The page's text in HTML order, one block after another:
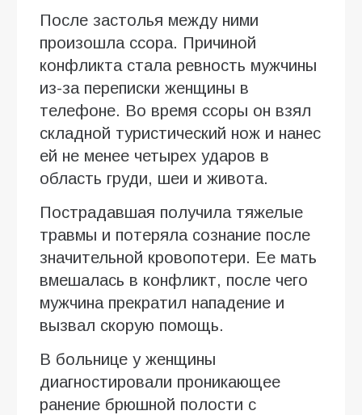
После застолья между ними
произошла ссора. Причиной
конфликта стала ревность мужчины
из-за переписки женщины в
телефоне. Во время ссоры он взял
складной туристический нож и нанес
ей не менее четырех ударов в
область груди, шеи и живота.
Пострадавшая получила тяжелые
травмы и потеряла сознание после
значительной кровопотери. Ее мать
вмешалась в конфликт, после чего
мужчина прекратил нападение и
вызвал скорую помощь.
В больнице у женщины
диагностировали проникающее
ранение брюшной полости с